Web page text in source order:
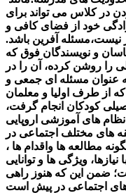
در کلاس می تواند برای
خود از فضای کافی و
نیست،مسئله آفرین باشد.
و نویسندگان فوق که
روشن کرده، آن را در
عنوان مسئله ای جمعی و
از طرف اولیا و معلمان
کودکان انجام گرفت،
های آموزشی اروپایی
های مختلف اجتماعی در
مطالعه ها واقدام ها ،
ویژگی ها و توانایی
ضمن این که هنوز راهی